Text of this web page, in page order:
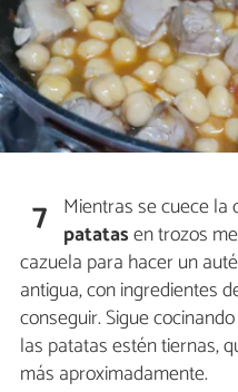
7 Mientras se cuece la
patatasen trozos
cazuela para hacer un
antigua, con ingredientes
conseguir. Sigue
las patatas estén tiernas,
más aproximadamente.